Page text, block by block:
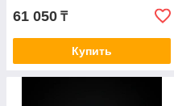
61 050 ₸
Купить